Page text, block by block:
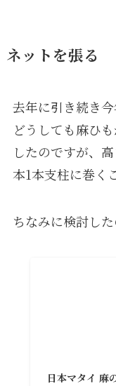
ネットを張る
去年に引き続き
どうしても麻ひ
したのですが、
本1本支柱に巻く
ちなみに検討し
日本マタイ